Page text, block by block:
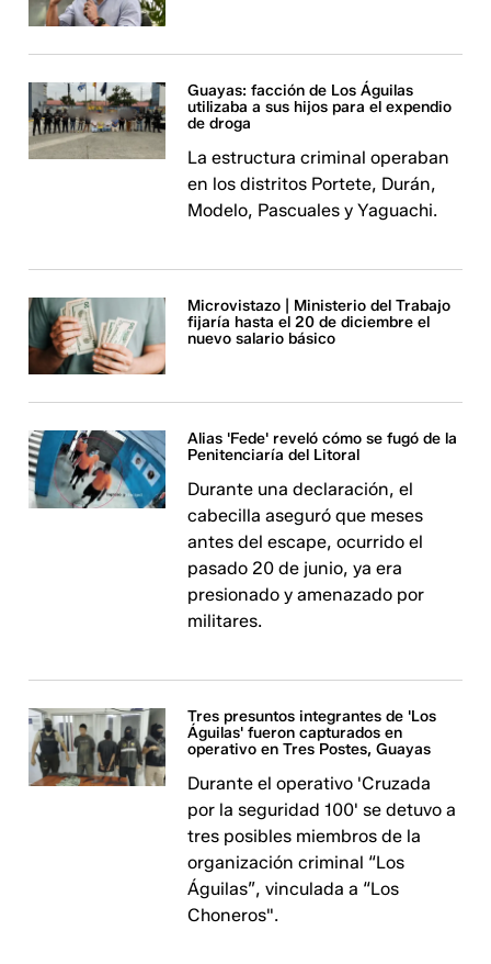
Guayas: facción de Los Águilas
utilizaba a sus hijos para el expendio
de droga
La estructura criminal operaban
en los distritos Portete, Durán,
Modelo, Pascuales y Yaguachi.
Microvistazo | Ministerio del Trabajo
fijaría hasta el 20 de diciembre el
nuevo salario básico
Alias 'Fede' reveló cómo se fugó de la
Penitenciaría del Litoral
Durante una declaración, el
cabecilla aseguró que meses
antes del escape, ocurrido el
pasado 20 de junio, ya era
presionado y amenazado por
militares.
Tres presuntos integrantes de 'Los
Águilas' fueron capturados en
operativo en Tres Postes, Guayas
Durante el operativo 'Cruzada
por la seguridad 100' se detuvo a
tres posibles miembros de la
organización criminal “Los
Águilas”, vinculada a “Los
Choneros".